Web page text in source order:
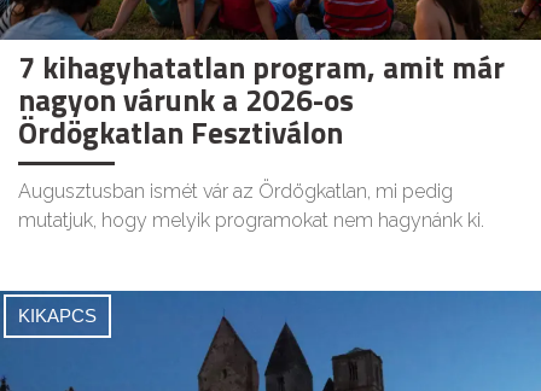
7 kihagyhatatlan program, amit már
nagyon várunk a 2026-os
Ördögkatlan Fesztiválon
Augusztusban ismét vár az Ördögkatlan, mi pedig
mutatjuk, hogy melyik programokat nem hagynánk ki.
KIKAPCS